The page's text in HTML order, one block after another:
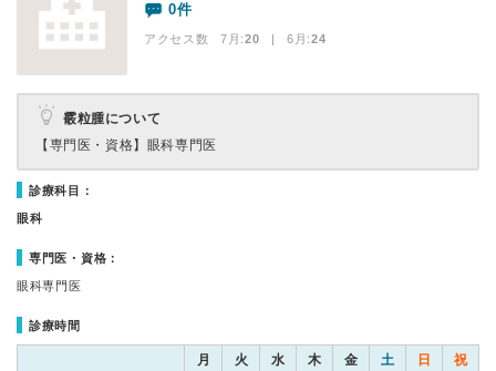
0件
アクセス数 7月:20 | 6月:24
霰粒腫について
【専門医・資格】 眼科専門医
診療科目：
眼科
専門医・資格：
眼科専門医
診療時間
月 火 水 木 金 土 日 祝